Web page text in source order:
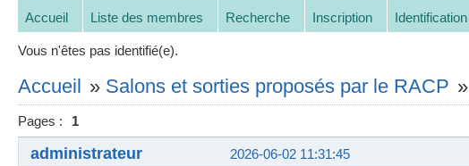
Accueil Liste des membres Recherche Inscription Identification
Vous n'êtes pas identifié(e).
Accueil » Salons et sorties proposés par le RACP »
Pages : 1
2026-06-02 11:31:45
administrateur